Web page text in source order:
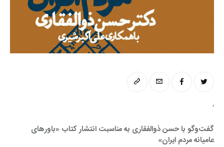
‘
گفت‌وگو با حسن ذوالفقاری به مناسبت انتشار کتاب «باورهای
عامیانه مردم ایران»